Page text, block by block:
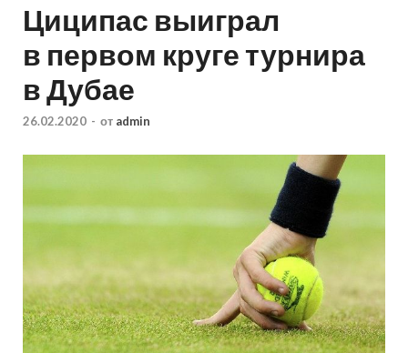
Циципас выиграл
в первом круге турнира
в Дубае
26.02.2020 - от admin